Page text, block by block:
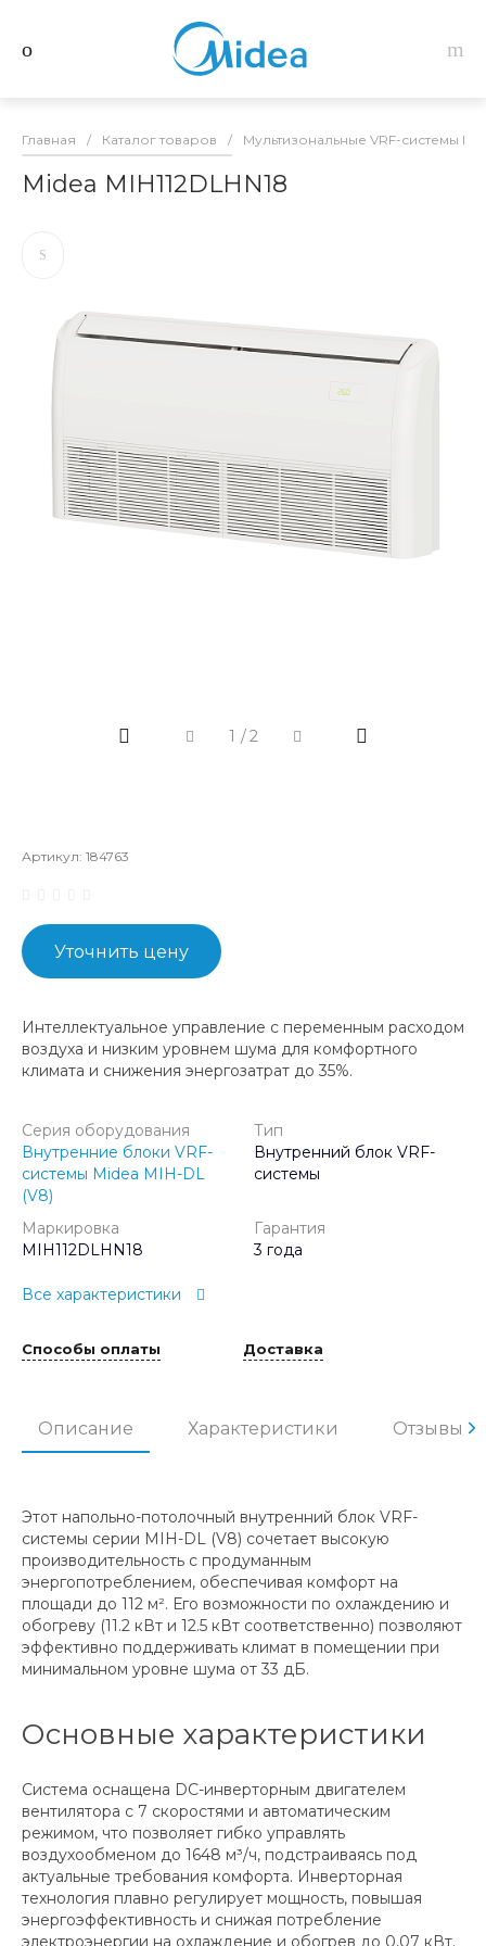
Главная / Каталог товаров / Мультизональные VRF-системы
Midea MIH112DLHN18
1 /2
Артикул: 184763
Уточнить цену
Интеллектуальное управление с переменным расходом
воздуха и низким уровнем шума для комфортного
климата и снижения энергозатрат до 35%.
Серия оборудования
Внутренние блоки VRF-
системы Midea MIH-DL
(V8)
Тип
Внутренний блок VRF-
системы
Маркировка
MIH112DLHN18
Гарантия
3 года
Все характеристики
Способы оплаты Доставка
Описание Характеристики Отзывы
Этот напольно-потолочный внутренний блок VRF-
системы серии MIH-DL (V8) сочетает высокую
производительность с продуманным
энергопотреблением, обеспечивая комфорт на
площади до 112 м². Его возможности по охлаждению и
обогреву (11.2 кВт и 12.5 кВт соответственно) позволяют
эффективно поддерживать климат в помещении при
минимальном уровне шума от 33 дБ.
Основные характеристики
Система оснащена DC-инверторным двигателем
вентилятора с 7 скоростями и автоматическим
режимом, что позволяет гибко управлять
воздухообменом до 1648 м³/ч, подстраиваясь под
актуальные требования комфорта. Инверторная
технология плавно регулирует мощность, повышая
энергоэффективность и снижая потребление
электроэнергии на охлаждение и обогрев до 0,07 кВт.